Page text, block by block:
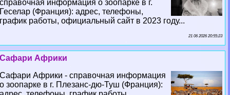
справочная информация о зоопарке в г.
Геселар (Франция): адрес, телефоны,
график работы, официальный сайт в 2023 году...
21 06 2026 20:55:23
Сафари Африки
Сафари Африки - справочная информация
о зоопарке в г. Плезанс-дю-Туш (Франция):